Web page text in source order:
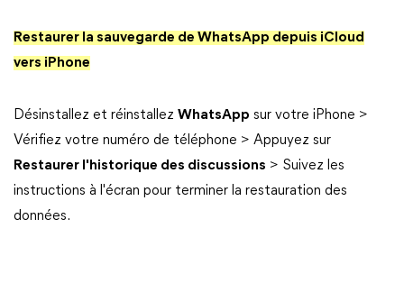
Restaurer la sauvegarde de WhatsApp depuis iCloud
vers iPhone
Désinstallez et réinstallez WhatsApp sur votre iPhone >
Vérifiez votre numéro de téléphone > Appuyez sur
Restaurer l'historique des discussions > Suivez les
instructions à l'écran pour terminer la restauration des
données.